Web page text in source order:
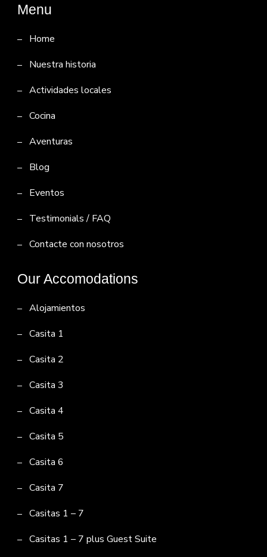
Menu
Home
Nuestra historia
Actividades locales
Cocina
Aventuras
Blog
Eventos
Testimonials / FAQ
Contacte con nosotros
Our Accomodations
Alojamientos
Casita 1
Casita 2
Casita 3
Casita 4
Casita 5
Casita 6
Casita 7
Casitas 1 – 7
Casitas 1 – 7 plus Guest Suite